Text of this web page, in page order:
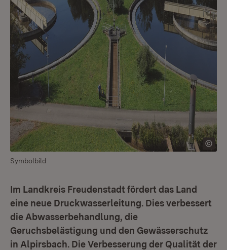
Symbolbild
Im Landkreis Freudenstadt fördert das Land
eine neue Druckwasserleitung. Dies verbessert
die Abwasserbehandlung, die
Geruchsbelästigung und den Gewässerschutz
in Alpirsbach. Die Verbesserung der Qualität der